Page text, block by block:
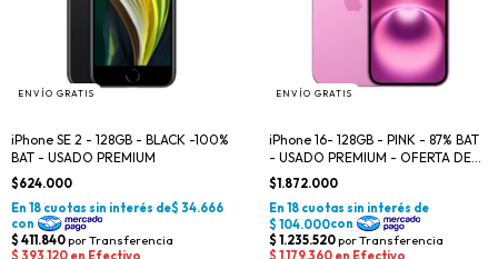
ENVÍO GRATIS
iPhone SE 2 - 128GB - BLACK -100%
BAT - USADO PREMIUM
$624.000
ENVÍO GRATIS
iPhone 16- 128GB - PINK - 87% BAT
- USADO PREMIUM - OFERTA DEL
DÍA
$1.872.000